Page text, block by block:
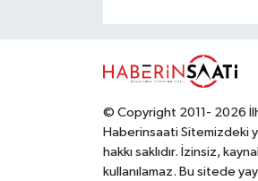
© Copyright 2011- 2026
Haberinsaati Sitemizdeki
hakkı saklıdır. İzinsiz,
kullanılamaz. Bu sitede